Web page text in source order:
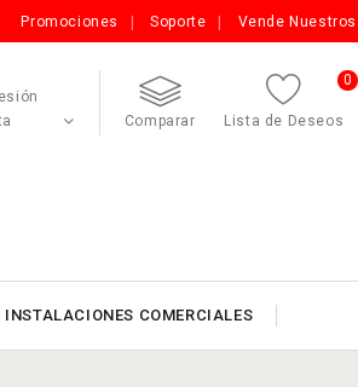
Promociones Soporte Vende
Comparar Lista de Deseos
0
INSTALACIONES COMERCIALES